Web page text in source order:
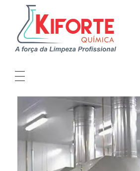
QUEM SOMOS
LINHAS DE PRODUTOS
SEJA UM DISTRIBUIDOR